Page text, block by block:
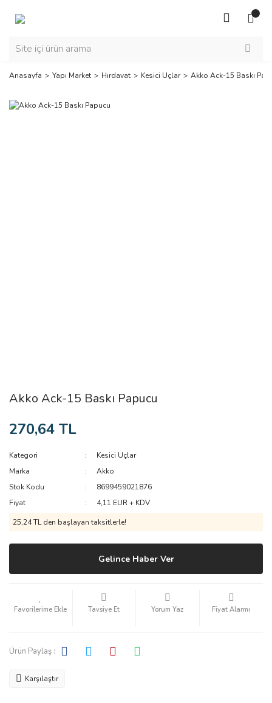
Anasayfa Yapı Market Hırdavat Kesici Uçlar Akko Ack-15 Baskı
Akko Ack-15 Baskı Papucu
270,64 TL
Kategori
Kesici Uçlar
Marka
Akko
Stok Kodu
8699459021876
Fiyat
4,11 EUR + KDV
25,24 TL den başlayan taksitlerle!
Gelince Haber Ver
Tavsiye Et Yorum Yaz Fiyat Alarmı
Ürün Paylaş :
Karşılaştır